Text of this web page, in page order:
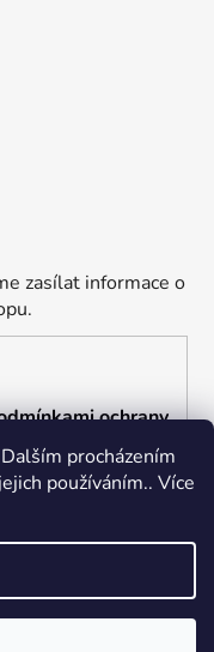
procházením
používáním.. Více
zasílat informace o
ochrany